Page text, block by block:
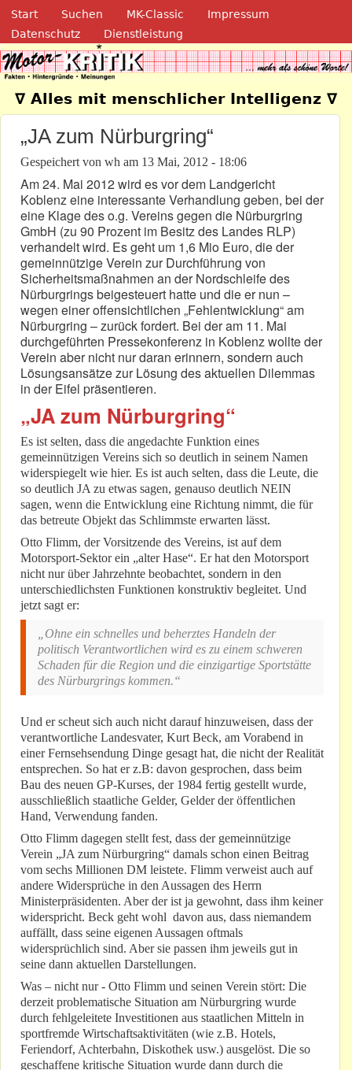
Direkt zum Inhalt
Navigation
Start Suchen MK-Classic
Impressum
Datenschutz
Dienstleistung
Motor-Kritik.de
∇ Alles mit menschlicher Intelligenz ∇
„JA zum Nürburgring“
Gespeichert von wh am 13 Mai, 2012 - 18:06
Am 24. Mai 2012 wird es vor dem Landgericht
Koblenz eine interessante Verhandlung geben, bei der
eine Klage des o.g. Vereins gegen die Nürburgring
GmbH (zu 90 Prozent im Besitz des Landes RLP)
verhandelt wird. Es geht um 1,6 Mio Euro, die der
gemeinnützige Verein zur Durchführung von
Sicherheitsmaßnahmen an der Nordschleife des
Nürburgrings beigesteuert hatte und die er nun –
wegen einer offensichtlichen „Fehlentwicklung“ am
Nürburgring – zurück fordert. Bei der am 11. Mai
durchgeführten Pressekonferenz in Koblenz wollte der
Verein aber nicht nur daran erinnern, sondern auch
Lösungsansätze zur Lösung des aktuellen Dilemmas
in der Eifel präsentieren.
„JA zum Nürburgring“
Es ist selten, dass die angedachte Funktion eines
gemeinnützigen Vereins sich so deutlich in seinem Namen
widerspiegelt wie hier. Es ist auch selten, dass die Leute, die
so deutlich JA zu etwas sagen, genauso deutlich NEIN
sagen, wenn die Entwicklung eine Richtung nimmt, die für
das betreute Objekt das Schlimmste erwarten lässt.
Otto Flimm, der Vorsitzende des Vereins, ist auf dem
Motorsport-Sektor ein „alter Hase“. Er hat den Motorsport
nicht nur über Jahrzehnte beobachtet, sondern in den
unterschiedlichsten Funktionen konstruktiv begleitet. Und
jetzt sagt er:
„Ohne ein schnelles und beherztes Handeln der
politisch Verantwortlichen wird es zu einem schweren
Schaden für die Region und die einzigartige Sportstätte
des Nürburgrings kommen.“
Und er scheut sich auch nicht darauf hinzuweisen, dass der
verantwortliche Landesvater, Kurt Beck, am Vorabend in
einer Fernsehsendung Dinge gesagt hat, die nicht der Realität
entsprechen. So hat er z.B: davon gesprochen, dass beim
Bau des neuen GP-Kurses, der 1984 fertig gestellt wurde,
ausschließlich staatliche Gelder, Gelder der öffentlichen
Hand, Verwendung fanden.
Otto Flimm dagegen stellt fest, dass der gemeinnützige
Verein „JA zum Nürburgring“ damals schon einen Beitrag
vom sechs Millionen DM leistete. Flimm verweist auch auf
andere Widersprüche in den Aussagen des Herrn
Ministerpräsidenten. Aber der ist ja gewohnt, dass ihm keiner
widerspricht. Beck geht wohl davon aus, dass niemandem
auffällt, dass seine eigenen Aussagen oftmals
widersprüchlich sind. Aber sie passen ihm jeweils gut in
seine dann aktuellen Darstellungen.
Was – nicht nur - Otto Flimm und seinen Verein stört: Die
derzeit problematische Situation am Nürburgring wurde
durch fehlgeleitete Investitionen aus staatlichen Mitteln in
sportfremde Wirtschaftsaktivitäten (wie z.B. Hotels,
Feriendorf, Achterbahn, Diskothek usw.) ausgelöst. Die so
geschaffene kritische Situation wurde dann durch die